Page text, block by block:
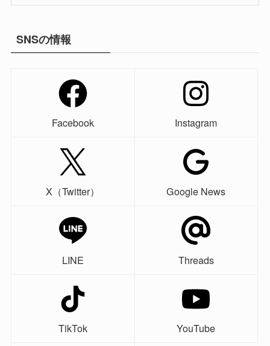
SNSの情報
Facebook Instagram
X（Twitter） Google News
LINE Threads
TikTok YouTube